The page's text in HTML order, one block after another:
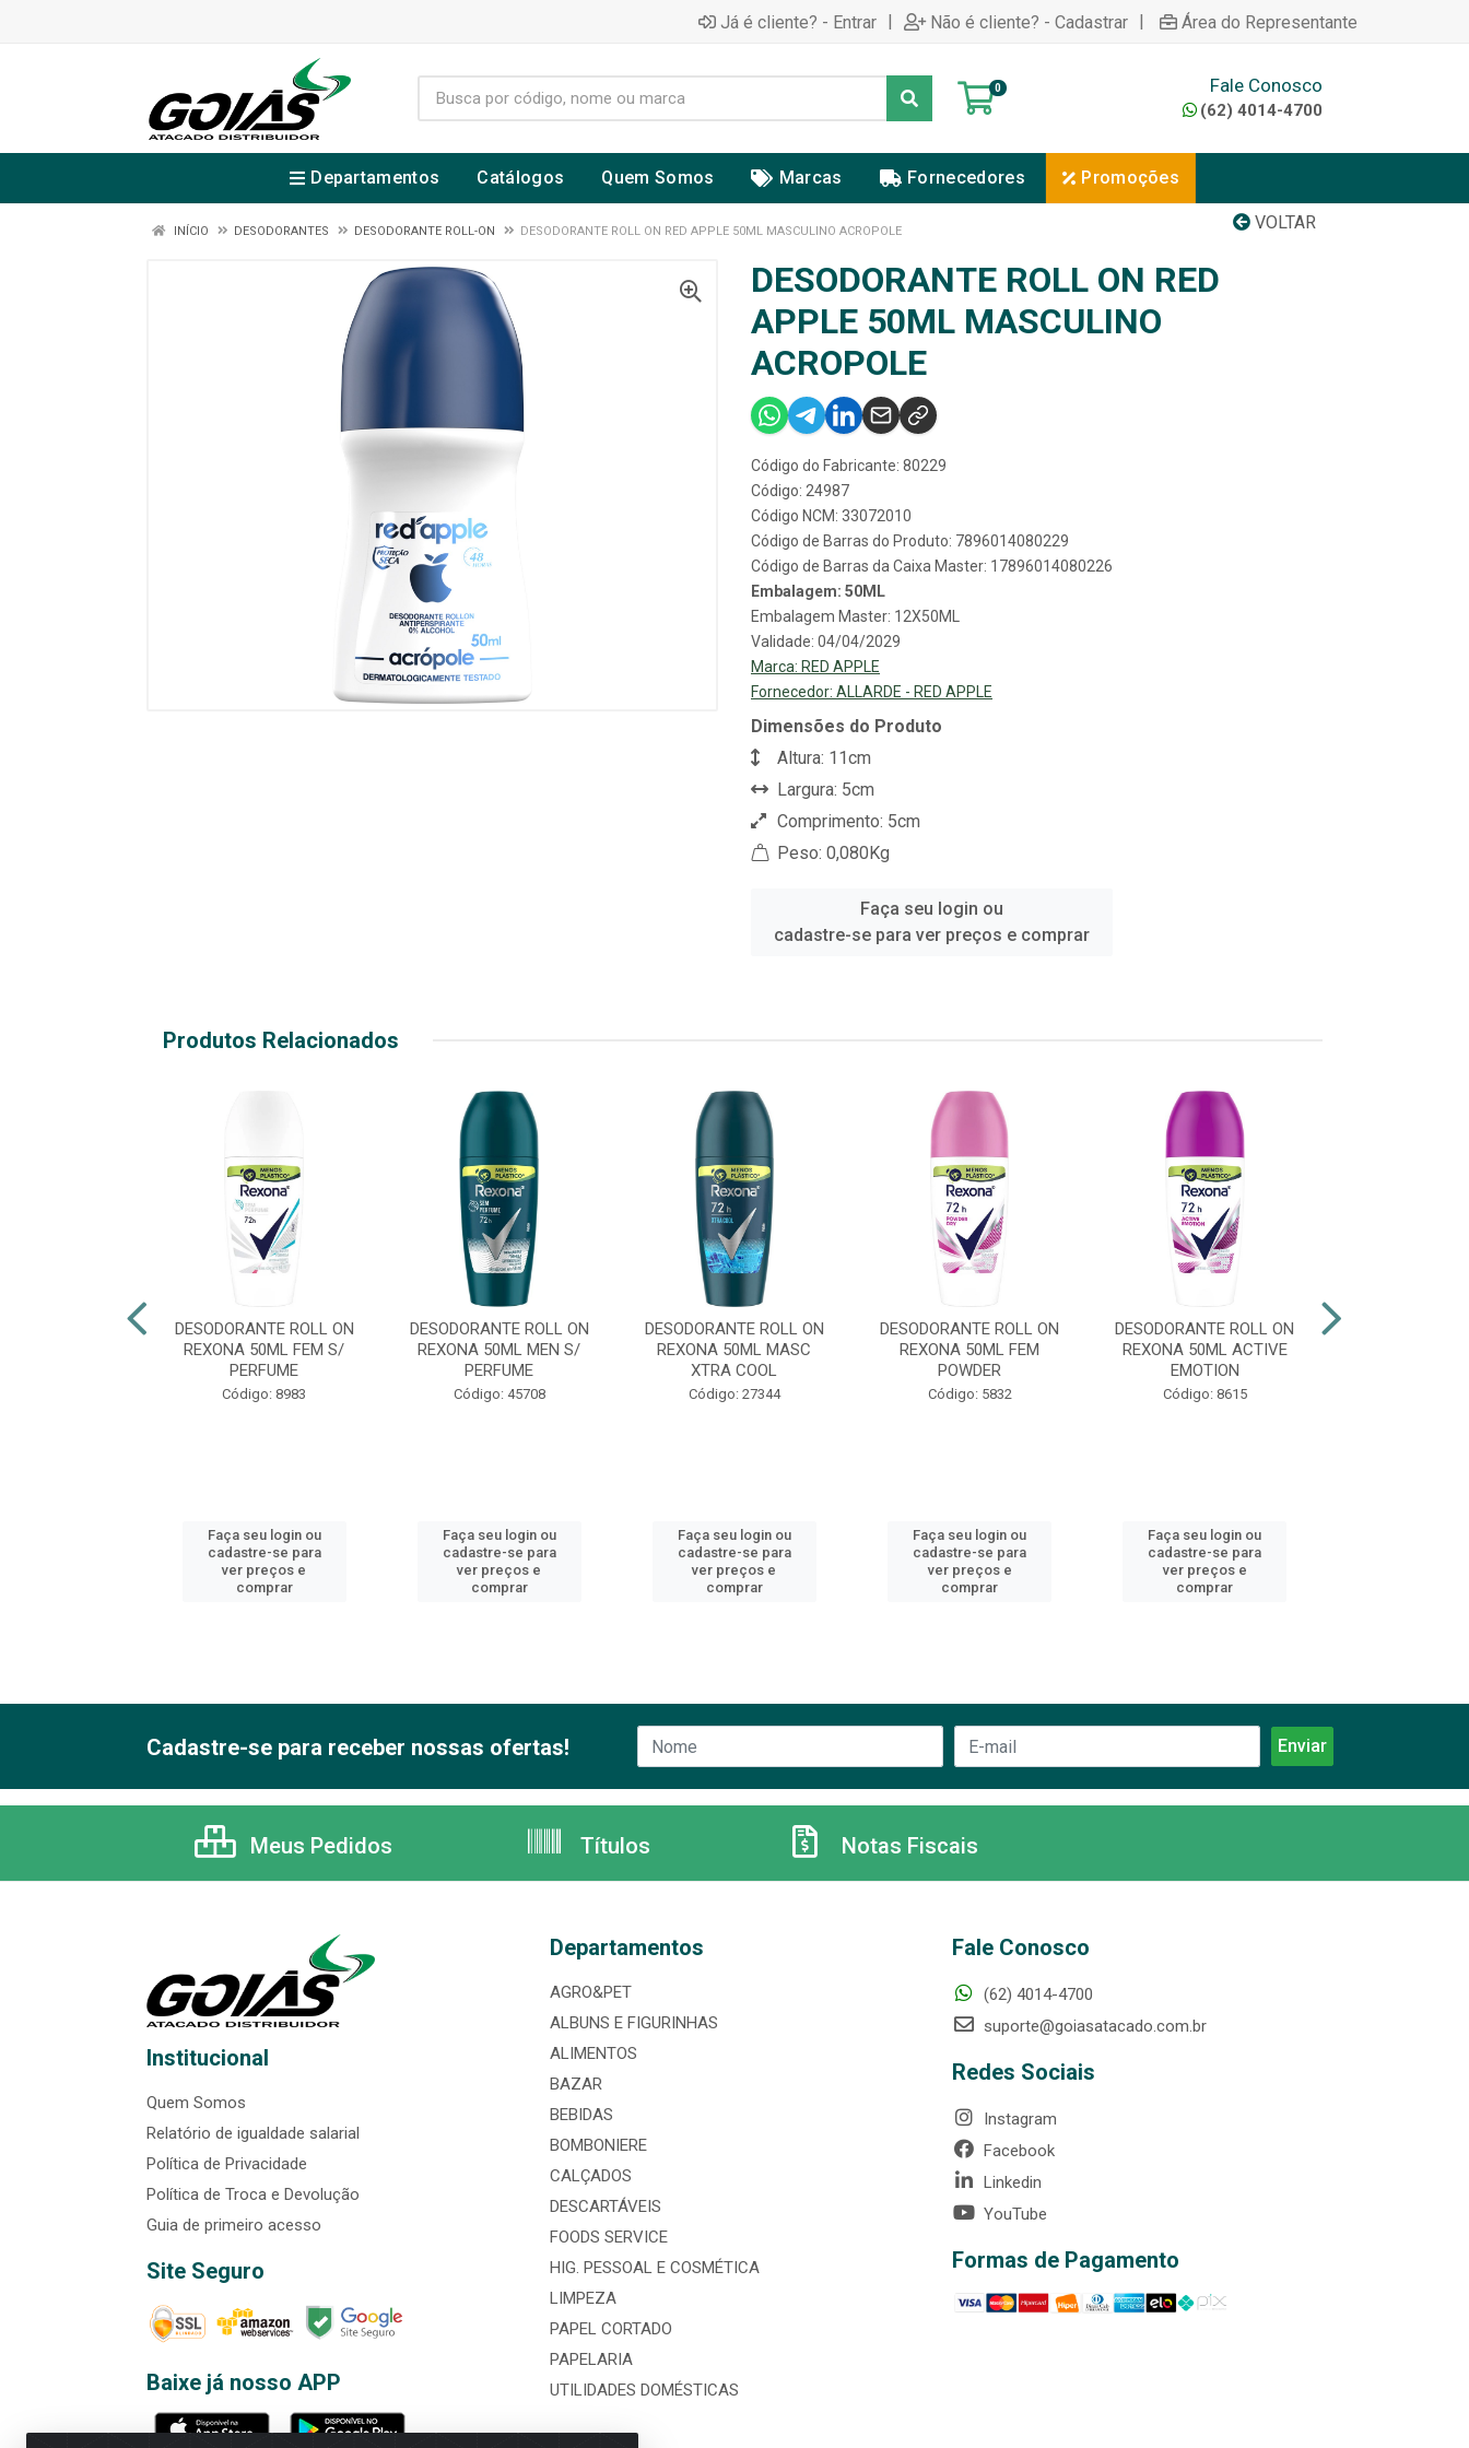
Já é cliente? - Entrar | Não é cliente? - Cadastrar | Área do Representante
0 Fale Conosco
(62) 4014-4700
Departamentos Catálogos Quem Somos Marcas Fornecedores Promoções
VOLTAR
INÍCIO DESODORANTES DESODORANTE ROLL-ON DESODORANTE ROLL ON RED APPLE 50ML MASCULINO ACROPOLE
DESODORANTE ROLL ON RED
APPLE 50ML MASCULINO
ACROPOLE
Código do Fabricante: 80229
Código: 24987
Código NCM: 33072010
Código de Barras do Produto: 7896014080229
Código de Barras da Caixa Master: 17896014080226
Embalagem: 50ML
Embalagem Master: 12X50ML
Validade: 04/04/2029
Marca: RED APPLE
Fornecedor: ALLARDE - RED APPLE
Dimensões do Produto
Altura: 11cm
Largura: 5cm
Comprimento: 5cm
Peso: 0,080Kg
Faça seu login ou
cadastre-se para ver preços e comprar
Produtos Relacionados
DESODORANTE ROLL ON
REXONA 50ML FEM S/
PERFUME
Código: 8983
Faça seu login ou
cadastre-se para
ver preços e
comprar
DESODORANTE ROLL ON
REXONA 50ML MEN S/
PERFUME
Código: 45708
Faça seu login ou
cadastre-se para
ver preços e
comprar
DESODORANTE ROLL ON
REXONA 50ML MASC
XTRA COOL
Código: 27344
Faça seu login ou
cadastre-se para
ver preços e
comprar
DESODORANTE ROLL ON
REXONA 50ML FEM
POWDER
Código: 5832
Faça seu login ou
cadastre-se para
ver preços e
comprar
DESODORANTE ROLL ON
REXONA 50ML ACTIVE
EMOTION
Código: 8615
Faça seu login ou
cadastre-se para
ver preços e
comprar
Cadastre-se para receber nossas ofertas!
Meus Pedidos Títulos Notas Fiscais
Institucional
Quem Somos
Relatório de igualdade salarial
Política de Privacidade
Política de Troca e Devolução
Guia de primeiro acesso
Site Seguro
Baixe já nosso APP
Departamentos
AGRO&PET
ALBUNS E FIGURINHAS
ALIMENTOS
BAZAR
BEBIDAS
BOMBONIERE
CALÇADOS
DESCARTÁVEIS
FOODS SERVICE
HIG. PESSOAL E COSMÉTICA
LIMPEZA
PAPEL CORTADO
PAPELARIA
UTILIDADES DOMÉSTICAS
Fale Conosco
(62) 4014-4700
suporte@goiasatacado.com.br
Redes Sociais
Instagram
Facebook
Linkedin
YouTube
Formas de Pagamento